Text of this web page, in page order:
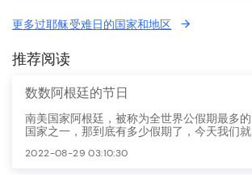
更多过耶稣受难日的国家和地区
推荐阅读
数数阿根廷的节日
南美国家阿根廷，被称为全世界公假期最多的
国家之一，那到底有多少假期了，今天我们就
2022-08-29 03:10:30